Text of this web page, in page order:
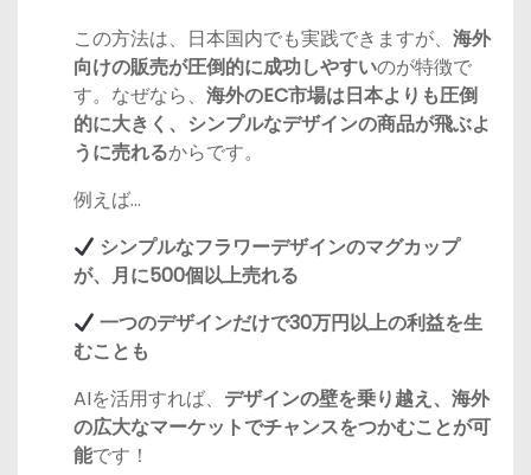
この方法は、日本国内でも実践できますが、 海外
向けの販売が圧倒的に成功しやすいのが特徴で
す。なぜなら、 海外のEC市場は日本よりも圧倒
的に大きく、シンプルなデザインの商品が飛ぶよ
うに売れるからです。
例えば…
シンプルなフラワーデザインのマグカップ
が、月に500個以上売れる
一つのデザインだけで30万円以上の利益を生
むことも
AIを活用すれば、 デザインの壁を乗り越え、海外
の広大なマーケットでチャンスをつかむことが可
能です！